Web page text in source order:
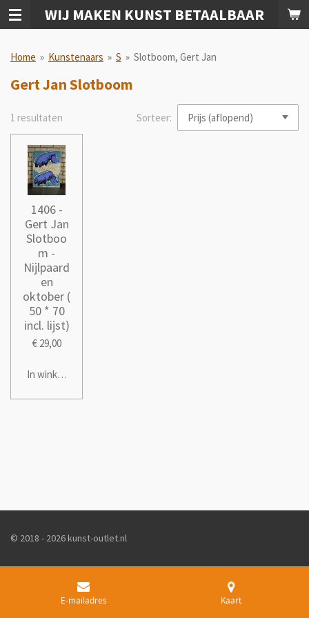
Ga
direct
de
WIJ MAKEN KUNST BETAALBAAR
Home » Kunstenaars » S » Slotboom, Gert Jan
Gert Jan Slotboom
1 resultaten Sorteer:
1406 -
Gert Jan
Slotboo
m -
Nijlpaard
en
oktober (
50 * 70
incl. lijst)
€ 29,00
In winkelwagen
© 2018 - 2026 kunst-outlet.nl
E-mailadres Kaart